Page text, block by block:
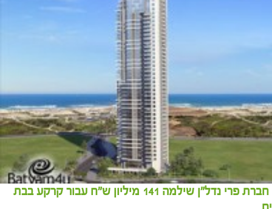
חברת פרי נדל״ן שילמה 141 מיליון ש"ח עבור קרקע בבת